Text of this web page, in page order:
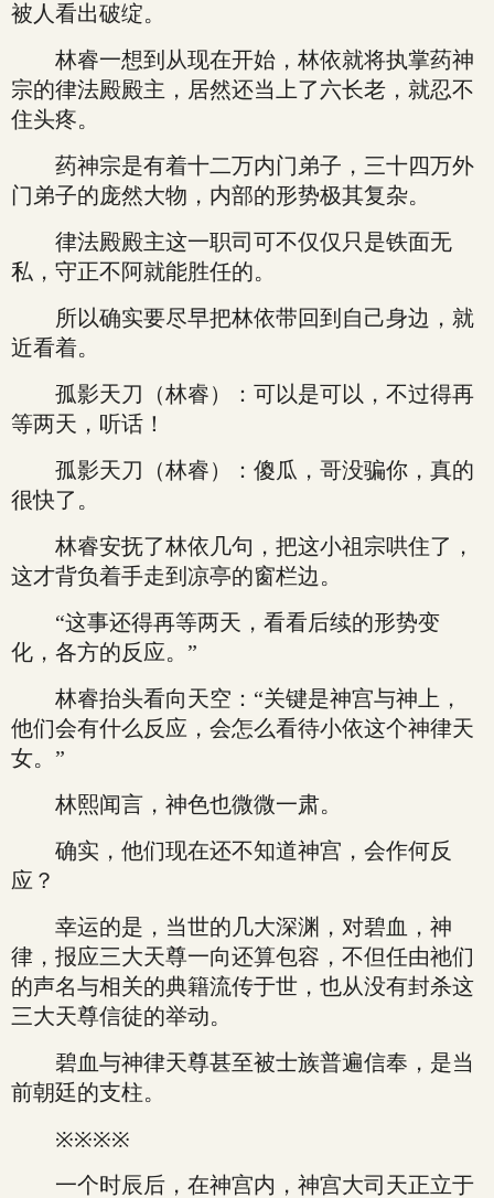
被人看出破绽。
林睿一想到从现在开始，林依就将执掌药神
宗的律法殿殿主，居然还当上了六长老，就忍不
住头疼。
药神宗是有着十二万内门弟子，三十四万外
门弟子的庞然大物，内部的形势极其复杂。
律法殿殿主这一职司可不仅仅只是铁面无
私，守正不阿就能胜任的。
所以确实要尽早把林依带回到自己身边，就
近看着。
孤影天刀（林睿）：可以是可以，不过得再
等两天，听话！
孤影天刀（林睿）：傻瓜，哥没骗你，真的
很快了。
林睿安抚了林依几句，把这小祖宗哄住了，
这才背负着手走到凉亭的窗栏边。
“这事还得再等两天，看看后续的形势变
化，各方的反应。”
林睿抬头看向天空：“关键是神宫与神上，
他们会有什么反应，会怎么看待小依这个神律天
女。”
林熙闻言，神色也微微一肃。
确实，他们现在还不知道神宫，会作何反
应？
幸运的是，当世的几大深渊，对碧血，神
律，报应三大天尊一向还算包容，不但任由祂们
的声名与相关的典籍流传于世，也从没有封杀这
三大天尊信徒的举动。
碧血与神律天尊甚至被士族普遍信奉，是当
前朝廷的支柱。
※※※※
一个时辰后，在神宫内，神宫大司天正立于